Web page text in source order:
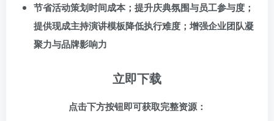
节省活动策划时间成本；提升庆典氛围与员工参与度；
提供现成主持演讲模板降低执行难度；增强企业团队凝
聚力与品牌影响力
立即下载
点击下方按钮即可获取完整资源：